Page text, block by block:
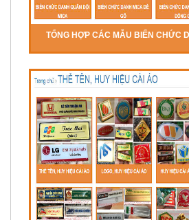
TỔNG HỢP CÁC MẪU BIỂN CHỨC